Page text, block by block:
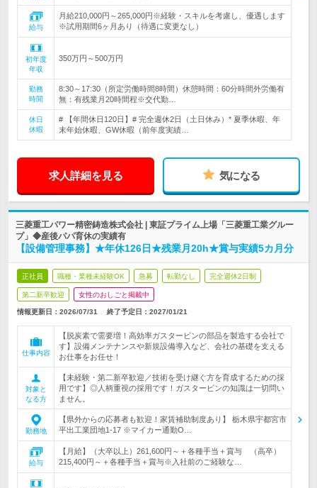
給与
月給210,000円～265,000円※経験・スキルを考慮し、優遇します
※試用期間6ヶ月あり（待遇に変更なし）
初年度
年収
350万円～500万円
勤務
時間
8:30～17:30（所定労働時間8時間）休憩時間：60分時間外労働有
無：有残業月20時間程※交代勤…
休日
休暇
# 【年間休日120日】# 完全週休2日（土日休み）* 夏季休暇、年
末年始休暇、GW休暇（前年度実績…
求人詳細を見る 気になる
三菱重工パワー精密鋳造株式会社 | 東証プライム上場「三菱重工業グルー
プ」◆産後パパ育休の実績有
【設備管理事務】★年休126日★残業月20h★賞与実績5カ月分
正社員 職種・業種未経験OK 急募 転勤なし 完全週休2日制
第二新卒歓迎 女性のおしごと掲載中
情報更新日：2026/07/31 終了予定日： 2027/01/21
仕事内容
【脱炭素で需要増！高効率ガスタービンの部品を製造する会社で
す】設備メンテナンスや新規設備導入など、会社の基礎を支える
お仕事をお任せ！
対象と
なる方
【未経験・第二新卒歓迎／技術を受け継ぐ方を育成するための採
用です】◎人柄重視の採用です！ガスタービンの知識は一切問い
ません。
勤務地
【県外からの応募者も歓迎！家賃補助制度あり】 栃木県宇都宮市
平出工業団地1-17 ※マイカー通勤O…
給与
【月給】（大卒以上）261,600円～＋各種手当＋賞与 （高卒）
215,400円～＋各種手当＋賞与※入社前のご経験な…